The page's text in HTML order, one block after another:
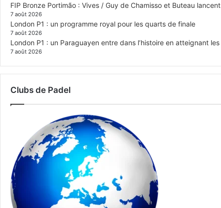
FIP Bronze Portimão : Vives / Guy de Chamisso et Buteau
7 août 2026
London P1 : un programme royal pour les quarts de finale
7 août 2026
London P1 : un Paraguayen entre dans l’histoire en atteignant
7 août 2026
Clubs de Padel